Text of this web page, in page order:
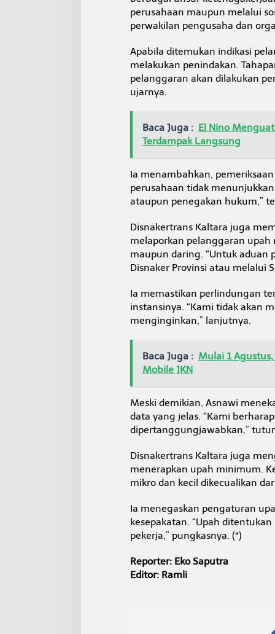
perusahaan maupun melalui
perwakilan pengusaha dan
Apabila ditemukan indikasi
melakukan penindakan.
pelanggaran akan dilakukan
ujarnya.
Baca Juga : El Nino
Terdampak Langsung
Ia menambahkan,
perusahaan tidak
ataupun penegakan hukum,”
Disnakertrans Kaltara juga
melaporkan pelanggaran upah
maupun daring. “Untuk aduan
Disnaker Provinsi atau melalui
Ia memastikan perlindungan
instansinya. “Kami tidak akan
menginginkan,” lanjutnya.
Baca Juga : Mulai 1
Mobile JKN
Meski demikian, Asnawi
data yang jelas. “Kami
dipertanggungjawabkan,”
Disnakertrans Kaltara juga
menerapkan upah minimum.
mikro dan kecil dikecualikan
Ia menegaskan pengaturan
kesepakatan. “Upah
pekerja,” pungkasnya. (*)
Reporter: Eko Saputra
Editor: Ramli